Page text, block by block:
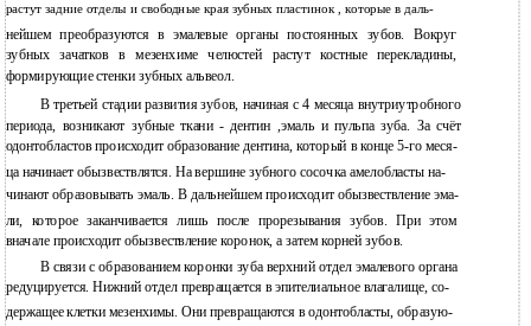
растут задние отделы и свободные края зубных пластинок , которые в даль-
нейшем преобразуются в эмалевые органы постоянных зубов. Вокруг
зубных зачатков в мезенхиме челюстей растут костные перекладины,
формирующие стенки зубных альвеол.
В третьей стадии развития зубов, начиная с 4 месяца внутриутробного
периода, возникают зубные ткани - дентин ,эмаль и пульпа зуба. За счёт
одонтобластов происходит образование дентина, который в конце 5-го меся-
ца начинает обызвествлятся. На вершине зубного сосочка амелобласты на-
чинают образовывать эмаль. В дальнейшем происходит обызвествление эма-
ли, которое заканчивается лишь после прорезывания зубов. При этом
вначале происходит обызвествление коронок, а затем корней зубов.
В связи с образованием коронки зуба верхний отдел эмалевого органа
редуцируется. Нижний отдел превращается в эпителиальное влагалище, со-
держащее клетки мезенхимы. Они превращаются в одонтобласты, образую-